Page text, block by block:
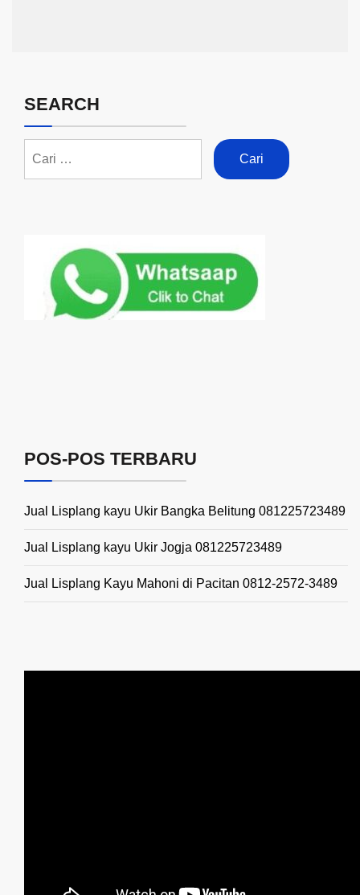
SEARCH
POS-POS TERBARU
Jual Lisplang kayu Ukir Bangka Belitung 081225723489
Jual Lisplang kayu Ukir Jogja 081225723489
Jual Lisplang Kayu Mahoni di Pacitan 0812-2572-3489